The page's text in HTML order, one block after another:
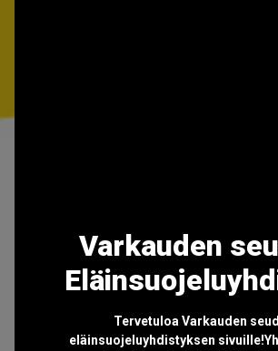
Varkauden
Tervetuloa Varkauden
eläinsuojeluyhdistyksen